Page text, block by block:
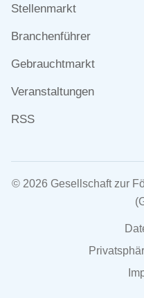
Stellenmarkt
Branchenführer
Gebrauchtmarkt
Veranstaltungen
RSS
© 2026 Gesellschaft zur